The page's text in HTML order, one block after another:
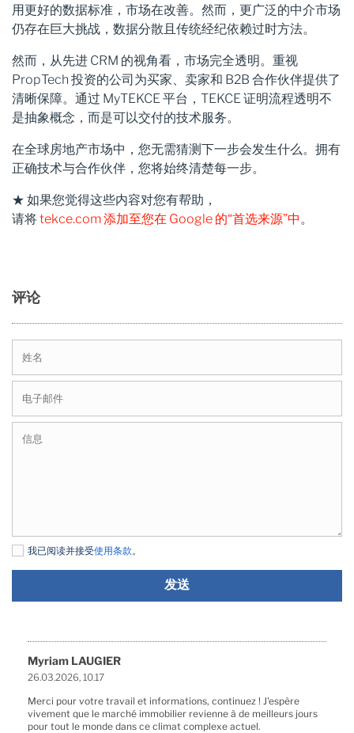
用更好的数据标准，市场在改善。然而，更广泛的中介市场
仍存在巨大挑战，数据分散且传统经纪依赖过时方法。
然而，从先进 CRM 的视角看，市场完全透明。重视
PropTech 投资的公司为买家、卖家和 B2B 合作伙伴提供了
清晰保障。通过 MyTEKCE 平台，TEKCE 证明流程透明不
是抽象概念，而是可以交付的技术服务。
在全球房地产市场中，您无需猜测下一步会发生什么。拥有
正确技术与合作伙伴，您将始终清楚每一步。
★ 如果您觉得这些内容对您有帮助，
请将tekce.com添加至您在 Google 的“首选来源”中 。
评论
我已阅读并接受使用条款 。
发送
Myriam LAUGIER
26.03.2026, 10.17
Merci pour votre travail et informations, continuez ! J'espère
vivement que le marché immobilier revienne à de meilleurs jours
pour tout le monde dans ce climat complexe actuel.